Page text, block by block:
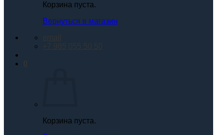
Корзина пуста.
Вернуться в магазин
email
+7 985 055 50 50
Корзина пуста.